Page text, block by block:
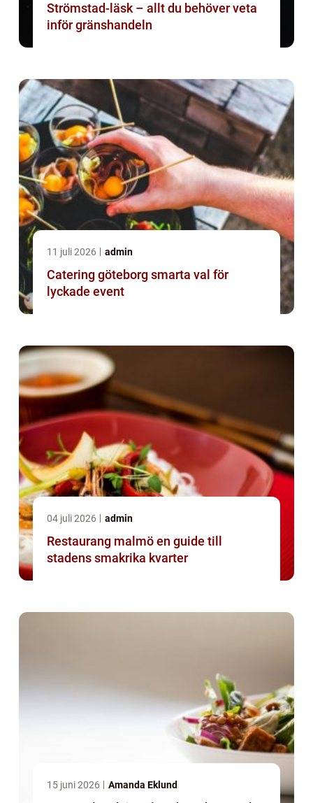
Strömstad-läsk – allt du behöver veta
inför gränshandeln
11 juli 2026 admin
Catering göteborg smarta val för
lyckade event
04 juli 2026 admin
Restaurang malmö en guide till
stadens smakrika kvarter
15 juni 2026 Amanda Eklund